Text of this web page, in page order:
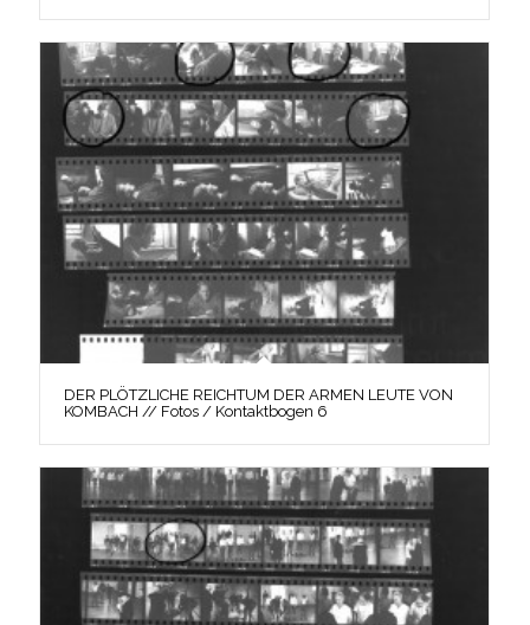
DER PLÖTZLICHE REICHTUM DER ARMEN LEUTE VON
KOMBACH // Fotos / Kontaktbogen 6